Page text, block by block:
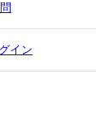
イン